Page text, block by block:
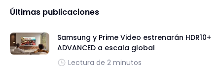
Últimas publicaciones
Samsung y Prime Video estrenarán HDR10+
ADVANCED a escala global
Lectura de 2 minutos